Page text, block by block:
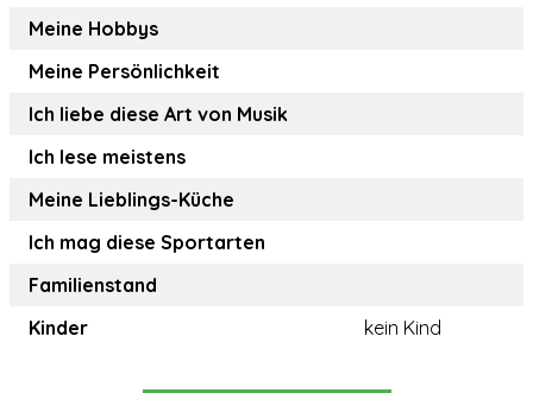
Meine Hobbys
Meine Persönlichkeit
Ich liebe diese Art von Musik
Ich lese meistens
Meine Lieblings-Küche
Ich mag diese Sportarten
Familienstand
Kinder
kein Kind